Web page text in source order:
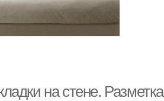
на стене. Разметка